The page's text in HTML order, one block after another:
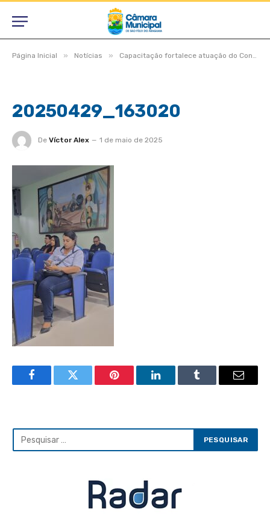
Página Inicial » Notícias » Capacitação fortalece atuação do Conseg em São Félix do Araguaia
20250429_163020
De Víctor Alex 1 de maio de 2025
FacebookTwitter Pinterest LinkedInTumblr Email